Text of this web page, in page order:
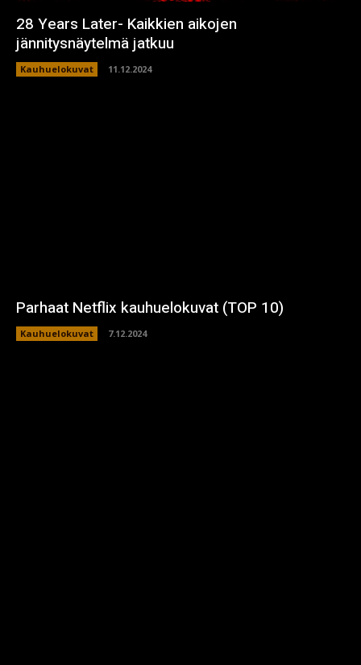
28 Years Later- Kaikkien aikojen
jännitysnäytelmä jatkuu
Kauhuelokuvat 11.12.2024
Parhaat Netflix kauhuelokuvat (TOP 10)
Kauhuelokuvat 7.12.2024